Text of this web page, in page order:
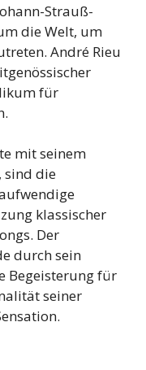
Strauß-
die Welt, um
André Rieu
für
mit seinem
sind die
klassischer
Der
durch sein
Begeisterung für
seiner